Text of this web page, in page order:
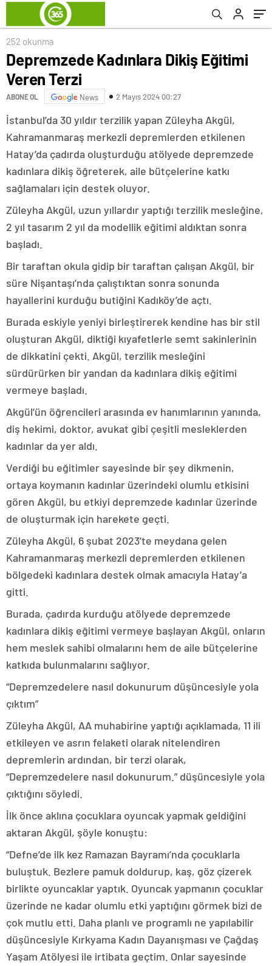
252 okunma
Depremzede Kadınlara Dikiş Eğitimi
Veren Terzi
ABONE OL News 2 Mayıs 2024 00:27
İstanbul’da 30 yıldır terzilik yapan Züleyha Akgül,
Kahramanmaraş merkezli depremlerden etkilenen
Hatay’da çadırda oluşturduğu atölyede depremzede
kadınlara dikiş öğreterek, aile bütçelerine katkı
sağlamaları için destek oluyor.
Züleyha Akgül, uzun yıllardır yaptığı terzilik mesleğine,
2 yıl tasarım 2 yıl da modellik eğitimi aldıktan sonra
başladı.
Bir taraftan okula gidip bir taraftan çalışan Akgül, bir
süre Nişantaşı’nda çalıştıktan sonra sonunda
hayallerini kurduğu butiğini Kadıköy’de açtı.
Burada eskiyle yeniyi birleştirerek kendine has bir stil
oluşturan Akgül, diktiği kıyafetlerle semt sakinlerinin
de dikkatini çekti. Akgül, terzilik mesleğini
sürdürürken bir yandan da kadınlara dikiş eğitimi
vermeye başladı.
Akgül’ün öğrencileri arasında ev hanımlarının yanında,
diş hekimi, doktor, avukat gibi çeşitli mesleklerden
kadınlar da yer aldı.
Verdiği bu eğitimler sayesinde bir şey dikmenin,
ortaya koymanın kadınlar üzerindeki olumlu etkisini
gören Akgül, bu etkiyi depremzede kadınlar üzerinde
de oluşturmak için harekete geçti.
Züleyha Akgül, 6 şubat 2023’te meydana gelen
Kahramanmaraş merkezli depremlerden etkilenen
bölgedeki kadınlara destek olmak amacıyla Hatay’a
gitti.
Burada, çadırda kurduğu atölyede depremzede
kadınlara dikiş eğitimi vermeye başlayan Akgül, onların
hem meslek sahibi olmalarını hem de aile bütçelerine
katkıda bulunmalarını sağlıyor.
“Depremzedelere nasıl dokunurum düşüncesiyle yola
çıktım”
Züleyha Akgül, AA muhabirine yaptığı açıklamada, 11 ili
etkileyen ve asrın felaketi olarak nitelendiren
depremlerin ardından, bir terzi olarak,
“Depremzedelere nasıl dokunurum.” düşüncesiyle yola
çıktığını söyledi.
İlk önce aklına çocuklara oyuncak yapmak geldiğini
aktaran Akgül, şöyle konuştu:
“Defne’de ilk kez Ramazan Bayramı’nda çocuklarla
buluştuk. Bezlere pamuk doldurup, kaş, göz çizerek
birlikte oyuncaklar yaptık. Oyuncak yapmanın çocuklar
üzerinde ne kadar olumlu etki yaptığını görmek bizi de
çok mutlu etti. Daha planlı ve programlı ne yapılabilir
düşüncesiyle Kırkyama Kadın Dayanışması ve Çağdaş
Yaşam Atölyesi ile irtibata geçtim. Onlar sayesinde